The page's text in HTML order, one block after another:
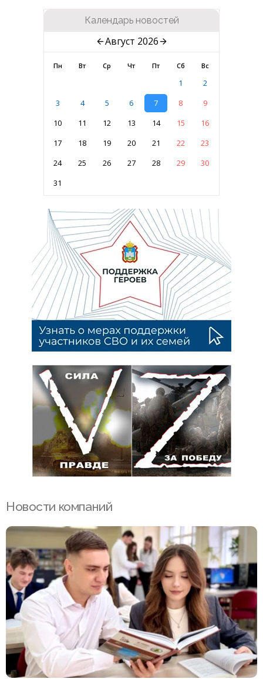
Календарь новостей
Август 2026
Пн Вт Ср Чт Пт Сб Вс
1
2
3
4 5 6 7 8
9
10
11 12 13 14 15
16
17
18 19 20 21 22
23
24
25 26 27 28 29
30
31
Новости компаний